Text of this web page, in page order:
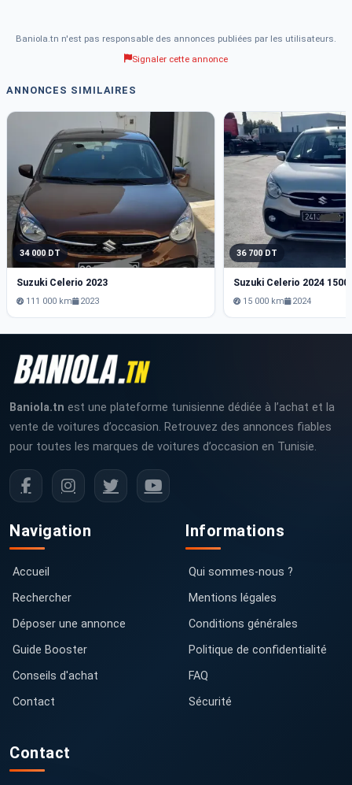
Baniola.tn n'est pas responsable des annonces publiées par les utilisateurs.
Signaler cette annonce
ANNONCES SIMILAIRES
34 000 DT
Suzuki Celerio 2023
111 000 km 2023
36 700 DT
Suzuki Celerio 2024
15 000 km 2024
Baniola.tn est une plateforme tunisienne dédiée à l’achat et la
vente de voitures d’occasion. Retrouvez des annonces fiables
pour toutes les marques de voitures d’occasion en Tunisie.
Navigation
Accueil
Rechercher
Déposer une annonce
Guide Booster
Conseils d'achat
Contact
Informations
Qui sommes-nous ?
Mentions légales
Conditions générales
Politique de confidentialité
FAQ
Sécurité
Contact